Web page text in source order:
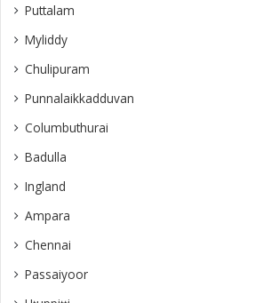
Puttalam
Myliddy
Chulipuram
Punnalaikkadduvan
Columbuthurai
Badulla
Ingland
Ampara
Chennai
Passaiyoor